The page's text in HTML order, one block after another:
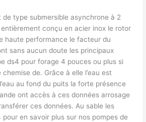
de type submersible asynchrone à 2
conçu en acier inox le rotor
haute performance le facteur du
sans aucun doute les principaux
ds4 pour forage 4 pouces ou plus si
chemise de. Grâce à elle l’eau est
au fond du puits la forte présence
ont accès à ces données arrosage
ces données. Au sable les
pour en savoir plus sur nos pompes de